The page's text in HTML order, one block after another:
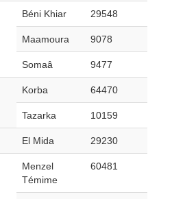
Béni Khiar 29548
Maamoura 9078
Somaâ 9477
Korba 64470
Tazarka 10159
El Mida 29230
Menzel
Témime
60481